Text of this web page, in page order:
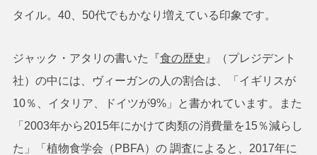
タイル。40、50代でもかなり増えている印象です。
ジャック・アタリの書いた『食の歴史 』（プレジデント
社）の中には、ヴィーガンの人の割合は、「イギリスが
10％、イタリア、ドイツが9%」と書かれています。また
「2003年から2015年にかけて肉類の消費量を15％減らし
た」「植物食学会（PBFA）の 調査によると、2017年に